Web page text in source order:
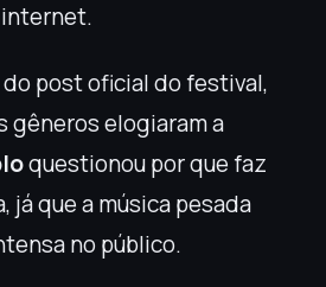
post oficial do festival,
gêneros elogiaram a
questionou por que faz
já que a música pesada
no público.